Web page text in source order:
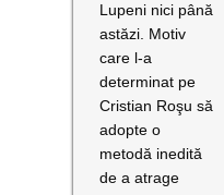
Lupeni nici până
astăzi. Motiv
care l-a
determinat pe
Cristian Roşu să
adopte o
metodă inedită
de a atrage